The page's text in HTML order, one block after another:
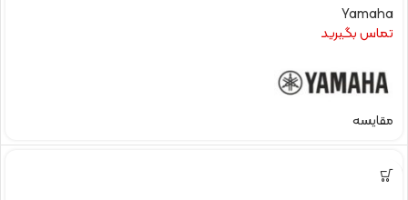
Yamaha
تماس بگیرید
مقایسه